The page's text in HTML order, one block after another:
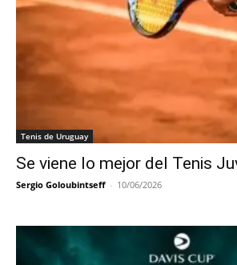
Tenis de Uruguay
Se viene lo mejor del Tenis
Sergio Goloubintseff - 10/06/2026